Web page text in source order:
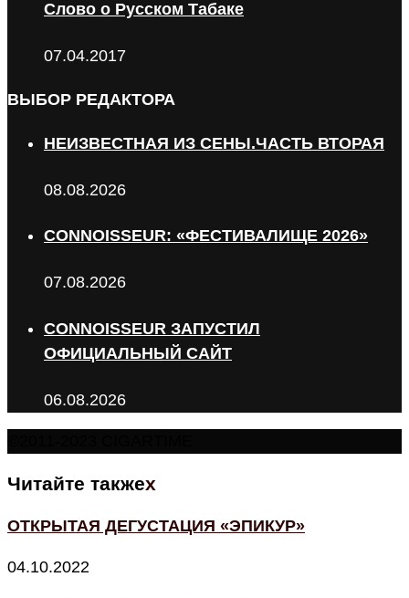
Слово о Русском Табаке
07.04.2017
ВЫБОР РЕДАКТОРА
НЕИЗВЕСТНАЯ ИЗ СЕНЫ.ЧАСТЬ ВТОРАЯ
08.08.2026
CONNOISSEUR: «ФЕСТИВАЛИЩЕ 2026»
07.08.2026
CONNOISSEUR ЗАПУСТИЛ
ОФИЦИАЛЬНЫЙ САЙТ
06.08.2026
Читайте такжеx
ОТКРЫТАЯ ДЕГУСТАЦИЯ «ЭПИКУР»
04.10.2022